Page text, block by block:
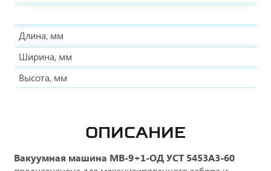
Длина, мм
Ширина, мм
Высота, мм
ОПИСАНИЕ
Вакуумная машина МВ-9+1-ОД УСТ 5453A3-60